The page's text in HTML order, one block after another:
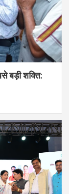
बड़ी शक्ति: